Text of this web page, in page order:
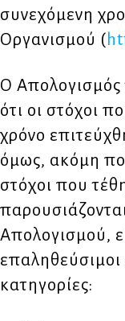
συνεχόμενη
Οργανισμού (
Ο Απολογισμός
ότι οι στόχοι
χρόνο
όμως, ακόμη
στόχοι που
Απολογισμού,
επαληθεύσιμοι
κατηγορίες: